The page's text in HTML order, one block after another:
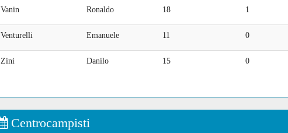
Vanin Ronaldo 18 1
Venturelli Emanuele 11 0
Zini Danilo 15 0
Centrocampisti